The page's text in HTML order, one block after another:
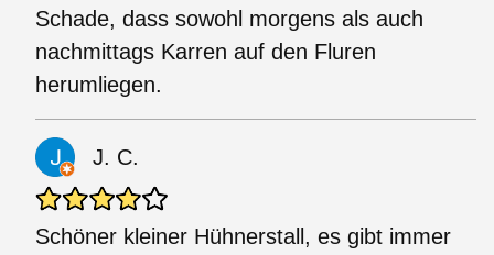
Schade, dass sowohl morgens als auch
nachmittags Karren auf den Fluren
herumliegen.
J. C.
Schöner kleiner Hühnerstall, es gibt immer